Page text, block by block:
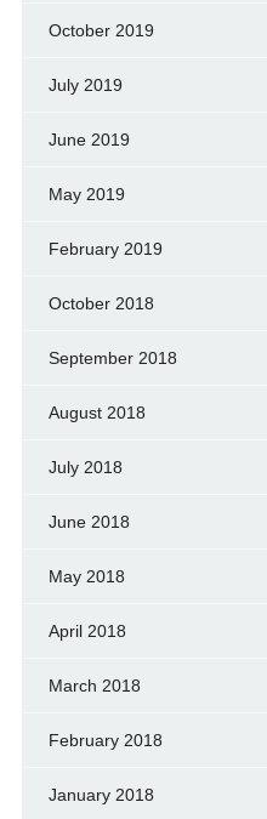
October 2019
July 2019
June 2019
May 2019
February 2019
October 2018
September 2018
August 2018
July 2018
June 2018
May 2018
April 2018
March 2018
February 2018
January 2018